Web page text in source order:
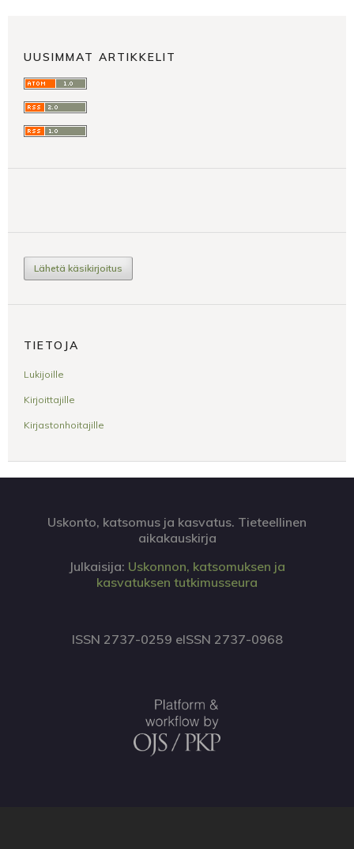
UUSIMMAT ARTIKKELIT
Lähetä käsikirjoitus
TIETOJA
Lukijoille
Kirjoittajille
Kirjastonhoitajille
Uskonto, katsomus ja kasvatus. Tieteellinen
aikakauskirja
Julkaisija: Uskonnon, katsomuksen ja
kasvatuksen tutkimusseura
ISSN 2737-0259 eISSN 2737-0968